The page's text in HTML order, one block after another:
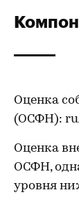
Оценка
(ОСФН):
Оценка
ОСФН,
уровня